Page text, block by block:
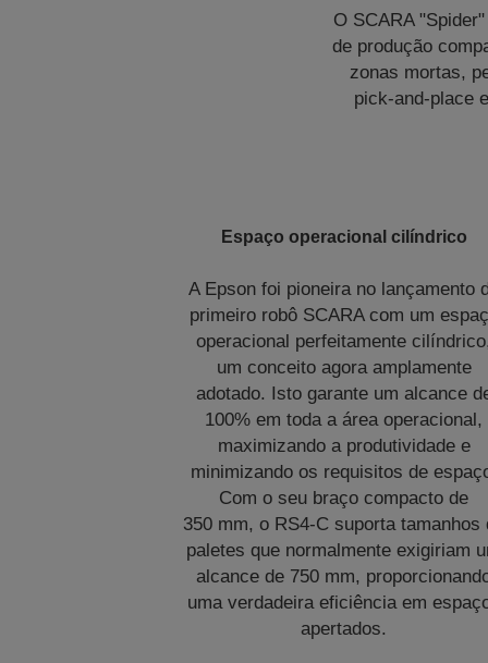
O SCARA
de produção
zonas mortas,
pick-and-place
Espaço operacional cilíndrico
A Epson foi pioneira no lançamento
primeiro robô SCARA com um
operacional perfeitamente
um conceito agora amplamente
adotado. Isto garante um alcance
100% em toda a área operacional,
maximizando a produtividade e
minimizando os requisitos de
Com o seu braço compacto de
350 mm, o RS4-C suporta tamanhos
paletes que normalmente exigiriam
alcance de 750 mm,
uma verdadeira eficiência em
apertados.